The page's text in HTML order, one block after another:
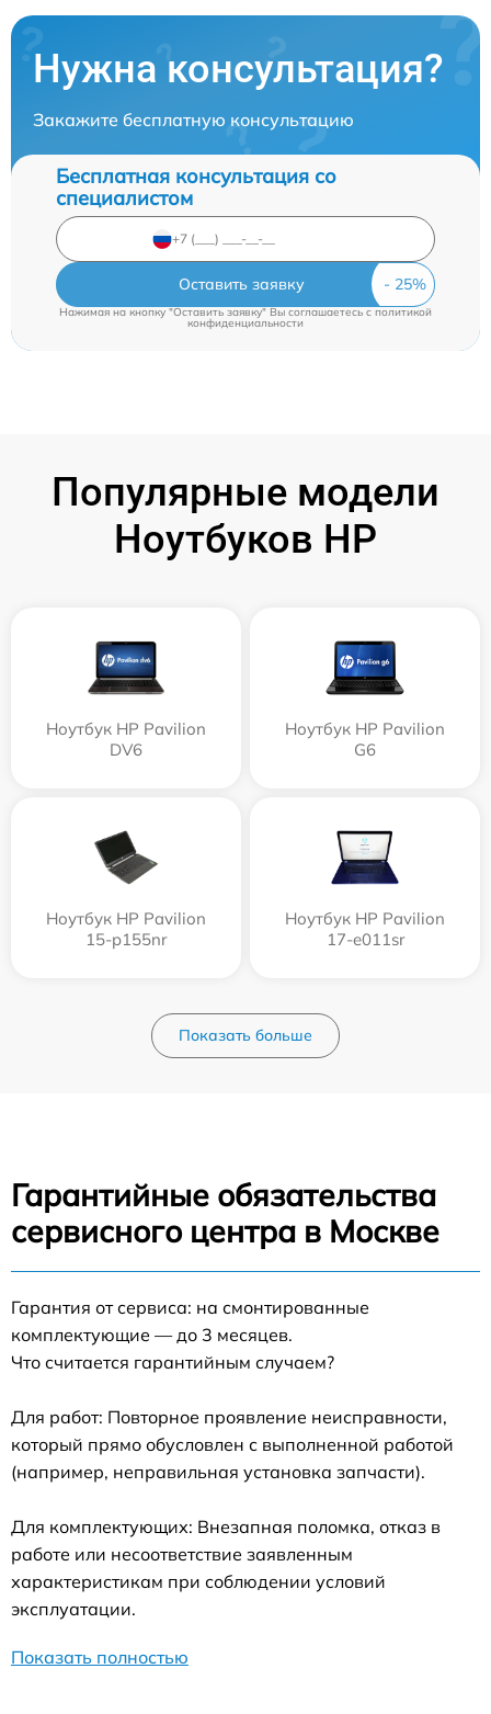
Нужна консультация?
Закажите бесплатную консультацию
Бесплатная консультация со
специалистом
Оставить заявку
Нажимая на кнопку "Оставить заявку" Вы соглашаетесь cполитикой
конфиденциальности
Популярные модели
Ноутбуков HP
Ноутбук HP Pavilion
DV6
Ноутбук HP Pavilion
G6
Ноутбук HP Pavilion
15-p155nr
Ноутбук HP Pavilion
17-e011sr
Показать больше
Гарантийные обязательства
сервисного центра в Москве
Гарантия от сервиса: на смонтированные
комплектующие — до 3 месяцев.
Что считается гарантийным случаем?
Для работ: Повторное проявление неисправности,
который прямо обусловлен с выполненной работой
(например, неправильная установка запчасти).
Для комплектующих: Внезапная поломка, отказ в
работе или несоответствие заявленным
характеристикам при соблюдении условий
эксплуатации.
Показать полностью